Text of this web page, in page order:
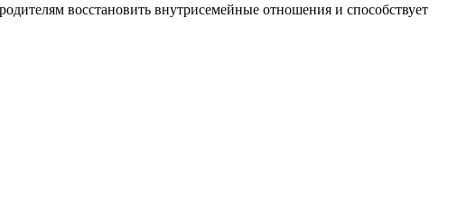
восстановить внутрисемейные отношения и способствует